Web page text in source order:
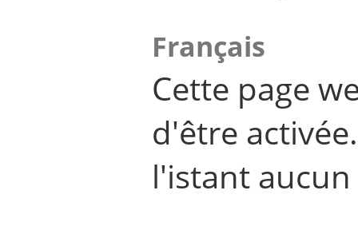
Français
Cette page
d'être
l'istant